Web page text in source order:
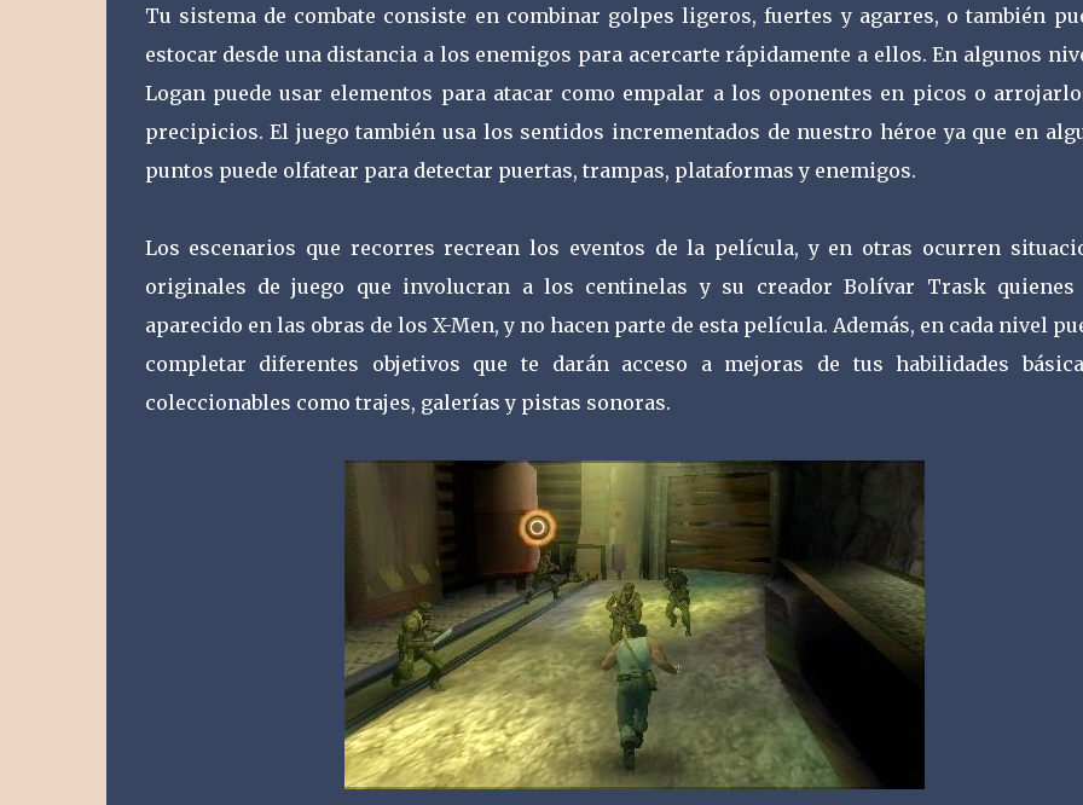
Tu sistema de combate consiste en combinar golpes ligeros, fuertes y agarres, o también
estocar desde una distancia a los enemigos para acercarte rápidamente a ellos. En algunos
Logan puede usar elementos para atacar como empalar a los oponentes en picos o
precipicios. El juego también usa los sentidos incrementados de nuestro héroe ya que en
puntos puede olfatear para detectar puertas, trampas, plataformas y enemigos.
Los escenarios que recorres recrean los eventos de la película, y en otras ocurren
originales de juego que involucran a los centinelas y su creador Bolívar Trask quienes
aparecido en las obras de los X-Men, y no hacen parte de esta película. Además, en cada nivel
completar diferentes objetivos que te darán acceso a mejoras de tus habilidades
coleccionables como trajes, galerías y pistas sonoras.